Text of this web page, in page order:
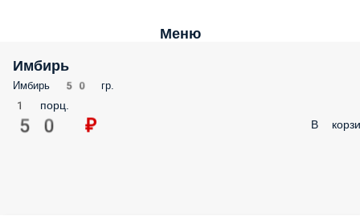
Меню
Имбирь
Имбирь 50 гр.
1 порц.
50 ₽ В